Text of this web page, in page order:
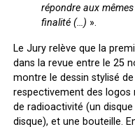
répondre aux
finalité (…) ».
Le Jury relève que la
dans la revue entre le 25
montre le dessin stylisé
respectivement des logos
de radioactivité (un
disque), et une bouteille.